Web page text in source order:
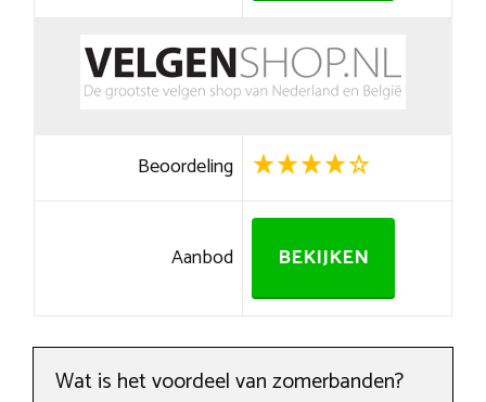
Beoordeling
Aanbod BEKIJKEN
Wat is het voordeel van zomerbanden?